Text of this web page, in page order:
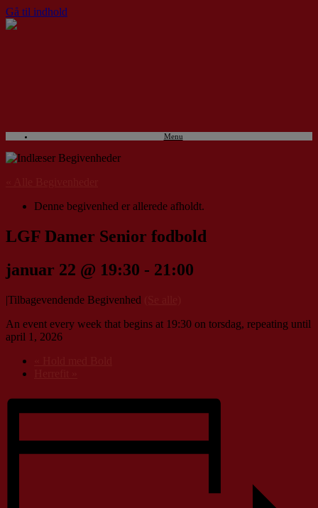
Gå til indhold
Menu
Denne begivenhed er allerede afholdt.
LGF Damer Senior fodbold
januar 22 @ 19:30 - 21:00
|Tilbagevendende Begivenhed
An event every week that begins at 19:30 on torsdag, repeating until
april 1, 2026